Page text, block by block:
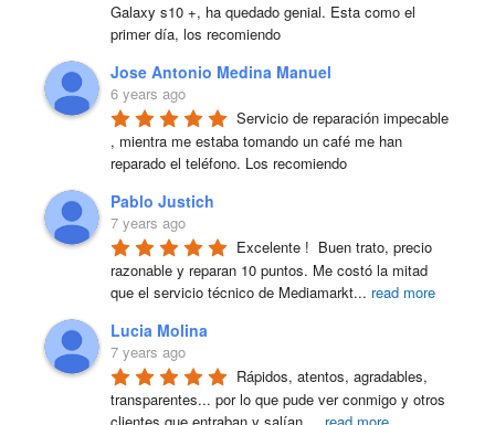
Galaxy s10 +, ha quedado genial. Esta como el
primer día, los recomiendo
Jose Antonio Medina Manuel
6 years ago
Servicio de reparación impecable
, mientra me estaba tomando un café me han
reparado el teléfono. Los recomiendo
Pablo Justich
7 years ago
Excelente !  Buen trato, precio
razonable y reparan 10 puntos. Me costó la mitad
que el servicio técnico de Mediamarkt... read more
Lucia Molina
7 years ago
Rápidos, atentos, agradables,
transparentes... por lo que pude ver conmigo y otros